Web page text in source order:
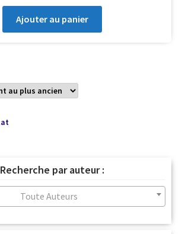
Ajouter au panier
Recherche par auteur :
Toute Auteurs